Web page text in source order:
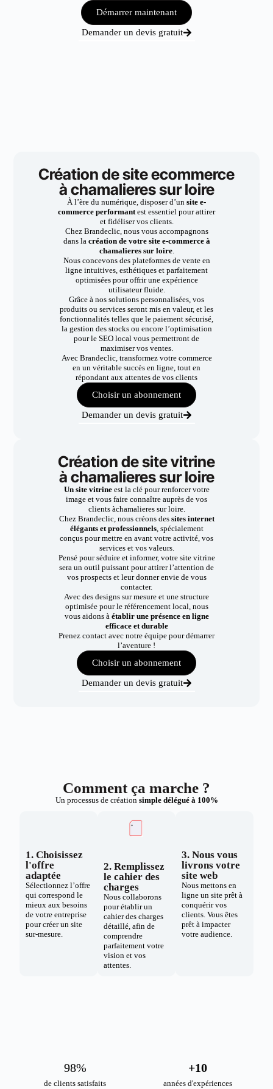
Démarrer maintenant
Demander un devis gratuit
Création de site ecommerce
à chamalieres sur loire
À l’ère du numérique, disposer d’un site e-
commerce performantest essentiel pour attirer
et fidéliser vos clients.
Chez Brandeclic, nous vous accompagnons
dans la création de votre site e-commerce à
chamalieres sur loire.
Nous concevons des plateformes de vente en
ligne intuitives, esthétiques et parfaitement
optimisées pour offrir une expérience
utilisateur fluide.
Grâce à nos solutions personnalisées, vos
produits ou services seront mis en valeur, et les
fonctionnalités telles que le paiement sécurisé,
la gestion des stocks ou encore l’optimisation
pour le SEO local vous permettront de
maximiser vos ventes.
Avec Brandeclic, transformez votre commerce
en un véritable succès en ligne, tout en
répondant aux attentes de vos clients
Choisir un abonnement
Demander un devis gratuit
Création de site vitrine
à chamalieres sur loire
Un site vitrineest la clé pour renforcer votre
image et vous faire connaître auprès de vos
clients àchamalieres sur loire.
Chez Brandeclic, nous créons dessites internet
élégants et professionnels, spécialement
conçus pour mettre en avant votre activité, vos
services et vos valeurs.
Pensé pour séduire et informer, votre site vitrine
sera un outil puissant pour attirer l’attention de
vos prospects et leur donner envie de vous
contacter.
Avec des designs sur mesure et une structure
optimisée pour le référencement local, nous
vous aidons à établir une présence en ligne
efficace et durable
Prenez contact avec notre équipe pour démarrer
l’aventure !
Choisir un abonnement
Demander un devis gratuit
Comment ça marche ?
Un processus de création simple délégué à 100%
1. Choisissez
l'offre
adaptée
Sélectionnez l’offre
qui correspond le
mieux aux besoins
de votre entreprise
pour créer un site
sur-mesure.
2. Remplissez
le cahier des
charges
Nous collaborons
pour établir un
cahier des charges
détaillé, afin de
comprendre
parfaitement votre
vision et vos
attentes.
3. Nous vous
livrons votre
site web
Nous mettons en
ligne un site prêt à
conquérir vos
clients. Vous êtes
prêt à impacter
votre audience.
de clients satisfaits
98%
années d'expériences
+10